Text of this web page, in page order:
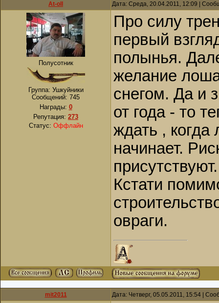
At-oll Дата: Среда, 20.04.2011, 12:09 |
Полусотник
Группа: Ушкуйники
Сообщений: 745
Награды: 0
Репутация: 273
Статус: Оффлайн
Про силу
первый
полынья.
желание
снегом. Да и
от года - то
ждать , когда
начинает.
присутствуют.
Кстати
овраги.
mit2011 Дата: Четверг, 05.05.2011, 15:54 |